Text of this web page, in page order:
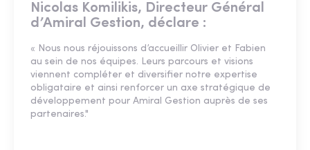
Nicolas Komilikis, Directeur Général
d’Amiral Gestion, déclare :
« Nous nous réjouissons d’accueillir Olivier et Fabien
au sein de nos équipes. Leurs parcours et visions
viennent compléter et diversifier notre expertise
obligataire et ainsi renforcer un axe stratégique de
développement pour Amiral Gestion auprès de ses
partenaires."